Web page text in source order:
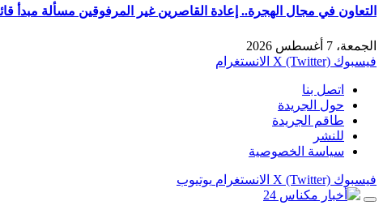
التعاون في مجال الهجرة.. إعادة القاصرين غير المرفوقين مسألة مبدأ
الجمعة، 7 أغسطس 2026
فيسبوك X (Twitter) الانستغرام
اتصل بنا
حول الجريدة
طاقم الجريدة
للنشر
سياسة الخصوصية
فيسبوك X (Twitter) الانستغرام يوتيوب